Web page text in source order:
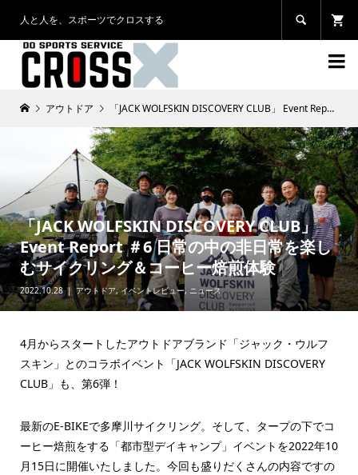
人と人を、スポーツでクロスする 

アウトドア 「JACK WOLFSKIN DISCOVERY CLUB」 Event Report ＃6 日常の中の非日常を楽しむサイクリング＆コーヒー焙煎体験
「JACK WOLFSKIN DISCOVERY CLUB」
Event Report ＃6 日常の中の非日常を楽し
むサイクリング＆コーヒー焙煎体験
2022.10.28 アウトドア,イベントレビュー, ニュース
4月からスタートしたアウトドアブランド「ジャック・ウルフ
スキン」とのコラボイベント「JACK WOLFSKIN DISCOVERY
CLUB」も、第6弾！
最新のE-BIKEで多摩川サイクリング。そして、タープの下でコ
ーヒー焙煎をする「都市型デイキャンプ」イベントを2022年10
月15日に開催いたしました。今回も盛りだくさんの内容ですの